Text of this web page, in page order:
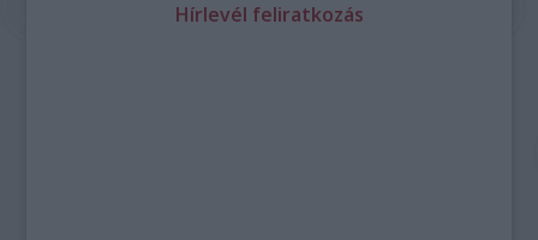
Hírlevél feliratkozás